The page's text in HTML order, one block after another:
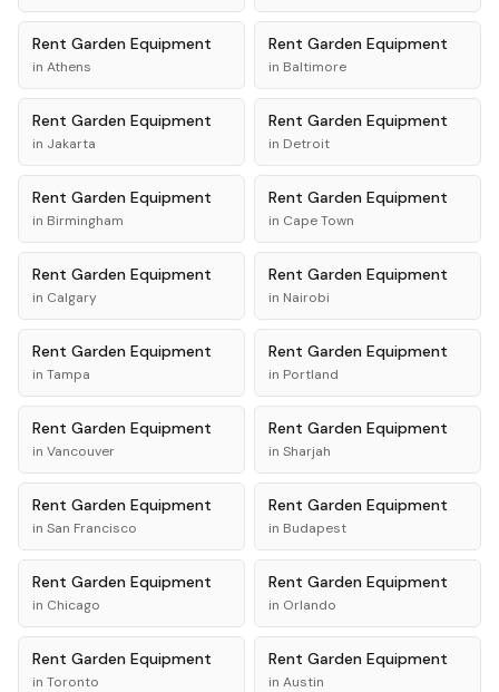
Rent Garden Equipment
in Athens
Rent Garden Equipment
in Baltimore
Rent Garden Equipment
in Jakarta
Rent Garden Equipment
in Detroit
Rent Garden Equipment
in Birmingham
Rent Garden Equipment
in Cape Town
Rent Garden Equipment
in Calgary
Rent Garden Equipment
in Nairobi
Rent Garden Equipment
in Tampa
Rent Garden Equipment
in Portland
Rent Garden Equipment
in Vancouver
Rent Garden Equipment
in Sharjah
Rent Garden Equipment
in San Francisco
Rent Garden Equipment
in Budapest
Rent Garden Equipment
in Chicago
Rent Garden Equipment
in Orlando
Rent Garden Equipment
in Toronto
Rent Garden Equipment
in Austin